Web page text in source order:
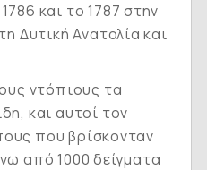
και το 1787 στην
Δυτική Ανατολία και
ντόπιους τα
και αυτοί τον
που βρίσκονταν
από 1000 δείγματα